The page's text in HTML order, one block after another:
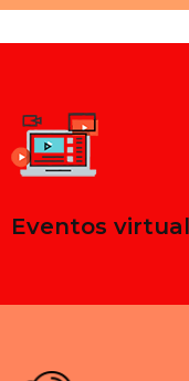
Eventos